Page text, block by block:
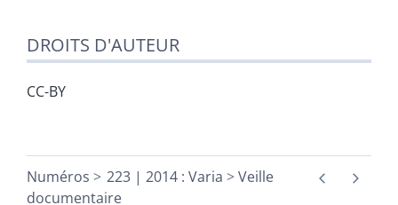
DROITS D'AUTEUR
CC-BY
Numéros 223 | 2014 : Varia
Veille
documentaire